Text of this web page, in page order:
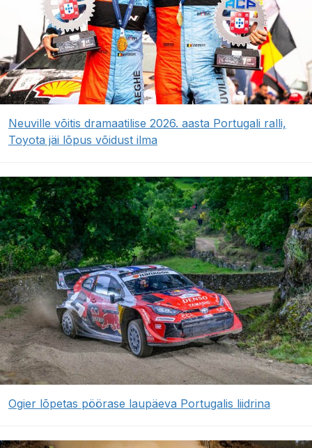
Neuville võitis dramaatilise 2026. aasta Portugali ralli,
Toyota jäi lõpus võidust ilma
Ogier lõpetas pöörase laupäeva Portugalis liidrina